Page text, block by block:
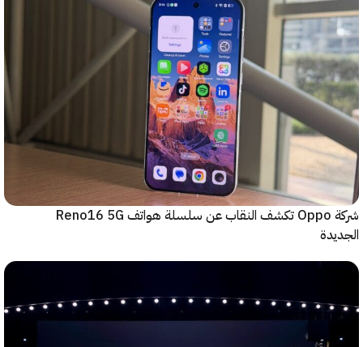
شركة Oppo تكشف النقاب عن سلسلة هواتف Reno16 5G